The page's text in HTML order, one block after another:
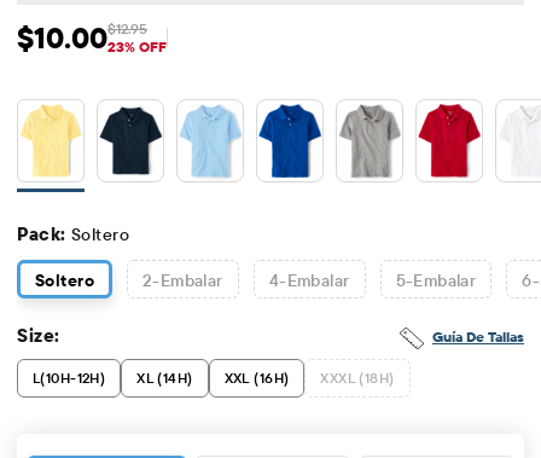
Precio de venta: $10
$10.00 Precio original: $12.95
$12.95
23% OFF
Pack: Soltero
Soltero 2-Embalar 4-Embalar 5-Embalar 6
Guía De Tallas
Size:
L(10H-12H) XL (14H) XXL (16H) XXXL (18H)